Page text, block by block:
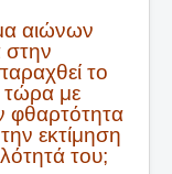
αιώνων
στην
το
τώρα με
φθαρτότητα
εκτίμηση
του;